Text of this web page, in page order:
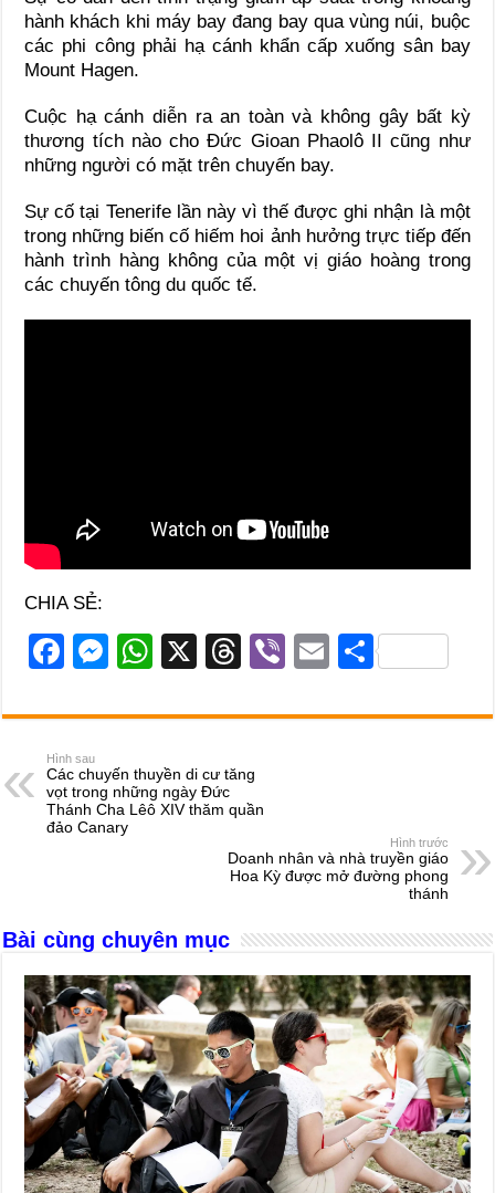
hành khách khi máy bay đang bay qua vùng núi, buộc
các phi công phải hạ cánh khẩn cấp xuống sân bay
Mount Hagen.
Cuộc hạ cánh diễn ra an toàn và không gây bất kỳ
thương tích nào cho Đức Gioan Phaolô II cũng như
những người có mặt trên chuyến bay.
Sự cố tại Tenerife lần này vì thế được ghi nhận là một
trong những biến cố hiếm hoi ảnh hưởng trực tiếp đến
hành trình hàng không của một vị giáo hoàng trong
các chuyến tông du quốc tế.
CHIA SẺ:
F
c
e
b
o
M
ss
e
n
g
W
at
s
A
p
X
T
e
d
s
Vi
er
E
ail
S
ar
Hình sau
Các chuyến thuyền di cư tăng
vọt trong những ngày Đức
Thánh Cha Lêô XIV thăm quần
đảo Canary
Hình trước
Doanh nhân và nhà truyền giáo
Hoa Kỳ được mở đường phong
thánh
Bài cùng chuyên mục